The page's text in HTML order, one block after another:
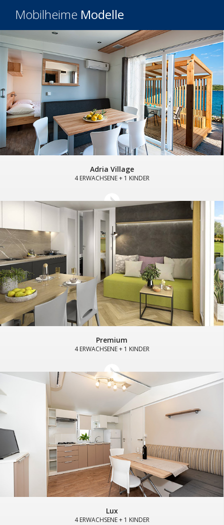
Mobilheime Modelle
Adria Village
4 ERWACHSENE + 1 KINDER
Premium
4 ERWACHSENE + 1 KINDER
Lux
4 ERWACHSENE + 1 KINDER